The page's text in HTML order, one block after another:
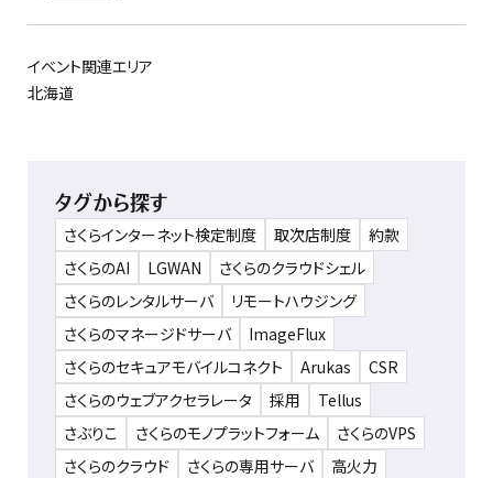
イベント関連エリア
北海道
タグから探す
さくらインターネット検定制度 取次店制度
約款
さくらのAI
LGWAN
さくらのクラウドシェル
さくらのレンタルサーバ
リモートハウジング
さくらのマネージドサーバ
ImageFlux
さくらのセキュアモバイルコネクト
Arukas
CSR
さくらのウェブアクセラレータ
採用
Tellus
さぶりこ
さくらのモノプラットフォーム
さくらのVPS
さくらのクラウド
さくらの専用サーバ
高火力